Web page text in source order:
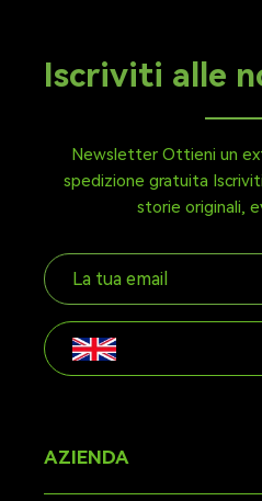
Iscriviti alle
Newsletter Ottieni un
spedizione gratuita
storie originali,
AZIENDA
Di